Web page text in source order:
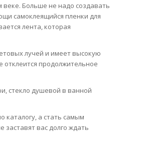
веке. Больше не надо создавать
самоклеящийся пленки для
лента, которая
лучей и имеет высокую
отклеится продолжительное
стекло душевой в ванной
каталогу, а стать самым
заставят вас долго ждать